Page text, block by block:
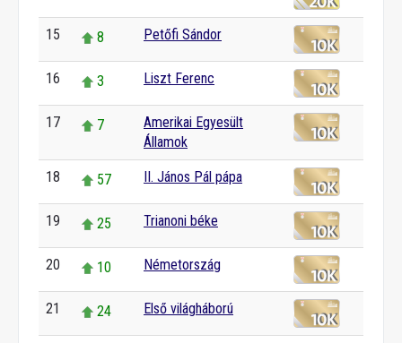
15 8 Petőfi Sándor
16 3 Liszt Ferenc
17 7
Amerikai Egyesült
Államok
18 57 II. János Pál pápa
19 25 Trianoni béke
20 10 Németország
21 24 Első világháború